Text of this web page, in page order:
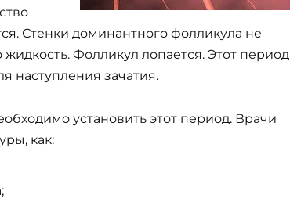
Стенки доминантного фолликула не
Фолликул лопается. Этот период
наступления зачатия.
установить этот период. Врачи
как: